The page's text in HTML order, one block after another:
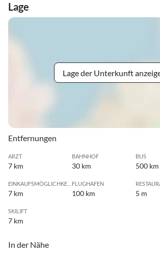
Lage
Lage der Unterkunft
Entfernungen
ARZT
7 km
BAHNHOF
30 km
BUS
500 km
7 km
FLUGHAFEN
100 km 5 m
SKILIFT
7 km
In der Nähe